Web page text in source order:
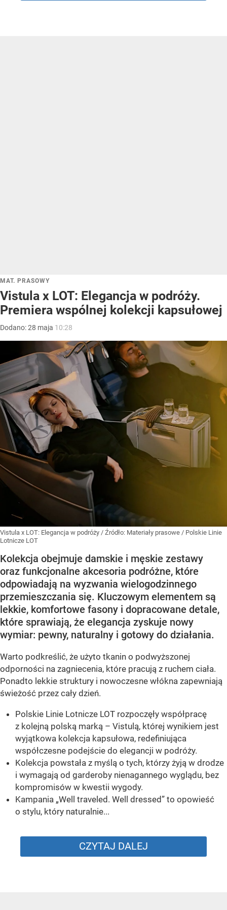
MAT. PRASOWY
Vistula x LOT: Elegancja w podróży.
Premiera wspólnej kolekcji kapsułowej
Dodano:28 maja 10:28
Vistula x LOT: Elegancja w podróży / Źródło: Materiały prasowe / Polskie Linie
Lotnicze LOT
Kolekcja obejmuje damskie i męskie zestawy
oraz funkcjonalne akcesoria podróżne, które
odpowiadają na wyzwania wielogodzinnego
przemieszczania się. Kluczowym elementem są
lekkie, komfortowe fasony i dopracowane detale,
które sprawiają, że elegancja zyskuje nowy
wymiar: pewny, naturalny i gotowy do działania.
Warto podkreślić, że użyto tkanin o podwyższonej
odporności na zagniecenia, które pracują z ruchem ciała.
Ponadto lekkie struktury i nowoczesne włókna zapewniają
świeżość przez cały dzień.
Polskie Linie Lotnicze LOT rozpoczęły współpracę
z kolejną polską marką – Vistulą, której wynikiem jest
wyjątkowa kolekcja kapsułowa, redefiniująca
współczesne podejście do elegancji w podróży.
Kolekcja powstała z myślą o tych, którzy żyją w drodze
i wymagają od garderoby nienagannego wyglądu, bez
kompromisów w kwestii wygody.
Kampania „Well traveled. Well dressed” to opowieść
o stylu, który naturalnie...
CZYTAJ DALEJ